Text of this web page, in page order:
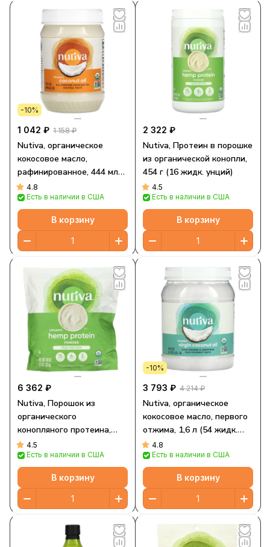
-10%
1 042 ₽ 1 158 ₽
Nutiva, органическое
кокосовое масло,
рафинированное, 444 мл
(15 жидких унций)
4.8
Есть в наличии в США
В корзину
2 322 ₽
Nutiva, Протеин в порошке
из органической конопли,
454 г (16 жидк. унций)
4.5
Есть в наличии в США
В корзину
6 362 ₽
Nutiva, Порошок из
органического
конопляного протеина,
1,36 кг (3 фунта)
4.5
Есть в наличии в США
В корзину
-10%
3 793 ₽ 4 214 ₽
Nutiva, органическое
кокосовое масло, первого
отжима, 1,6 л (54 жидк.
унции)
4.8
Есть в наличии в США
В корзину